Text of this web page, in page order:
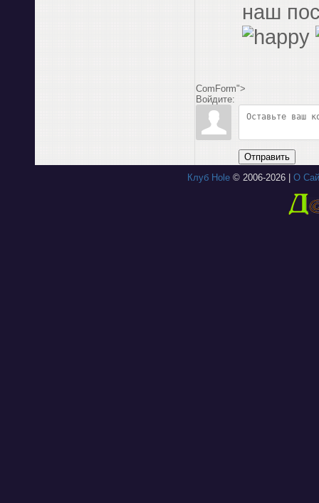
наш
ComForm">
Войдите:
Отправить
Клуб Hole© 2006-2026 | О